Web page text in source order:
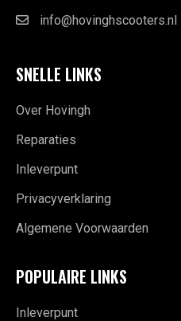
info@hovinghscooters.nl
SNELLE LINKS
Over Hovingh
Reparaties
Inleverpunt
Privacyverklaring
Algemene Voorwaarden
POPULAIRE LINKS
Inleverpunt